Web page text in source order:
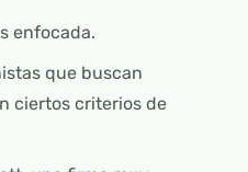
enfocada.
que buscan
ciertos criterios de